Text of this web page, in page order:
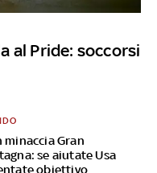
al Pride: soccorsi
minaccia Gran
se aiutate Usa
obiettivo